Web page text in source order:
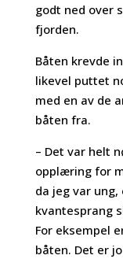
godt ned over
fjorden.
Båten krevde
likevel puttet
med en av de
båten fra.
– Det var helt
opplæring for
da jeg var
kvantesprang
For eksempel
båten. Det er